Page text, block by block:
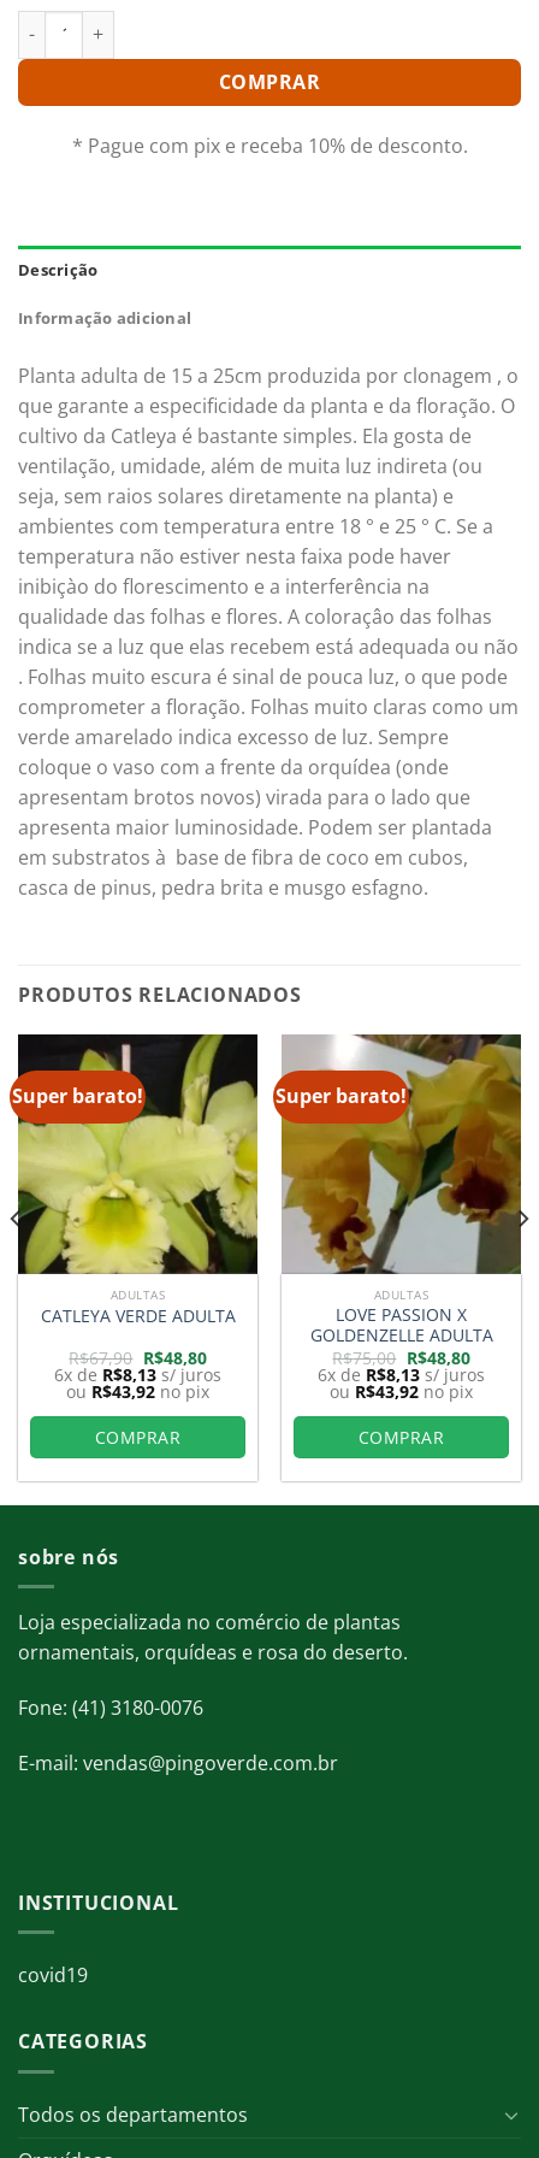
BRASSAVOLA PERRINI X CATTLEYA LEOPOLDI ADULTA
COMPRAR
* Pague com pix e receba 10% de desconto.
Descrição
Informação adicional
Planta adulta de 15 a 25cm produzida por clonagem , o
que garante a especificidade da planta e da floração. O
cultivo da Catleya é bastante simples. Ela gosta de
ventilação, umidade, além de muita luz indireta (ou
seja, sem raios solares diretamente na planta) e
ambientes com temperatura entre 18 ° e 25 ° C. Se a
temperatura não estiver nesta faixa pode haver
inibiçào do florescimento e a interferência na
qualidade das folhas e flores. A coloraçâo das folhas
indica se a luz que elas recebem está adequada ou não
. Folhas muito escura é sinal de pouca luz, o que pode
comprometer a floração. Folhas muito claras como um
verde amarelado indica excesso de luz. Sempre
coloque o vaso com a frente da orquídea (onde
apresentam brotos novos) virada para o lado que
apresenta maior luminosidade. Podem ser plantada
em substratos à base de fibra de coco em cubos,
casca de pinus, pedra brita e musgo esfagno.
PRODUTOS RELACIONADOS
Super barato!
ADULTAS
CATLEYA VERDE ADULTA
R$67,90 O
preço
original
era:
R$67,90.
R$48,80O
preço
atual
é:
R$48,80.
6x de R$8,13 s/ juros
ou R$43,92 no pix
COMPRAR
Super barato!
ADULTAS
LOVE PASSION X
GOLDENZELLE ADULTA
R$75,00 O
preço
original
era:
R$75,00.
R$48,80O
preço
atual
é:
R$48,80.
6x de R$8,13 s/ juros
ou R$43,92 no pix
COMPRAR
sobre nós
Loja especializada no comércio de plantas
ornamentais, orquídeas e rosa do deserto.
Fone: (41) 3180-0076
E-mail: vendas@pingoverde.com.br
INSTITUCIONAL
covid19
CATEGORIAS
Todos os departamentos